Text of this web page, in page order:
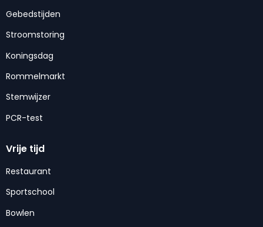
Gebedstijden
Stroomstoring
Koningsdag
Rommelmarkt
Stemwijzer
PCR-test
Vrije tijd
Restaurant
Sportschool
Bowlen